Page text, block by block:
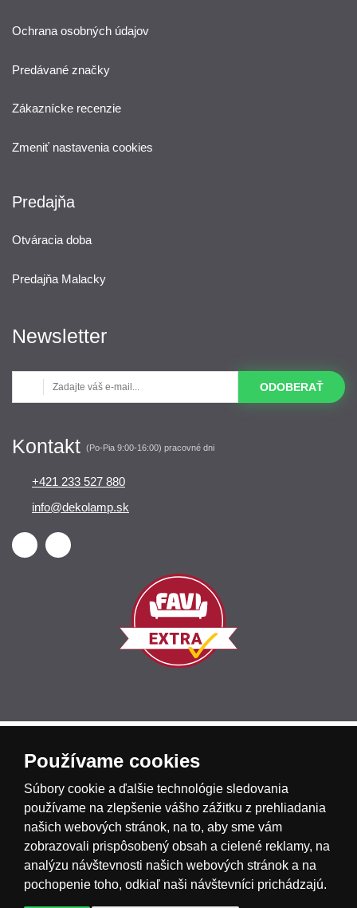
Ochrana osobných údajov
Predávané značky
Zákaznícke recenzie
Zmeniť nastavenia cookies
Predajňa
Otváracia doba
Predajňa Malacky
Newsletter
ODOBERAŤ
Kontakt (Po-Pia 9:00-16:00) pracovné dni
+421 233 527 880
info@dekolamp.sk
Česká republika Slovensko
Magyarország Österreich België
Nederland
Používame cookies
Súbory cookie a ďalšie technológie sledovania
používame na zlepšenie vášho zážitku z prehliadania
našich webových stránok, na to, aby sme vám
zobrazovali prispôsobený obsah a cielené reklamy, na
analýzu návštevnosti našich webových stránok a na
pochopenie toho, odkiaľ naši návštevníci prichádzajú.